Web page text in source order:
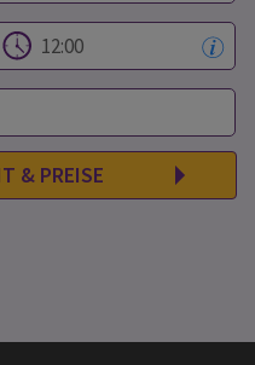
& PREISE